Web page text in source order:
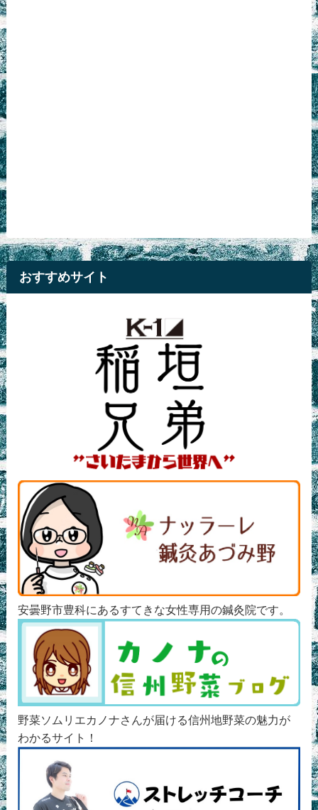
おすすめサイト
安曇野市豊科にあるすてきな女性専用の鍼灸院です。
野菜ソムリエカノナさんが届ける信州地野菜の魅力が
わかるサイト！